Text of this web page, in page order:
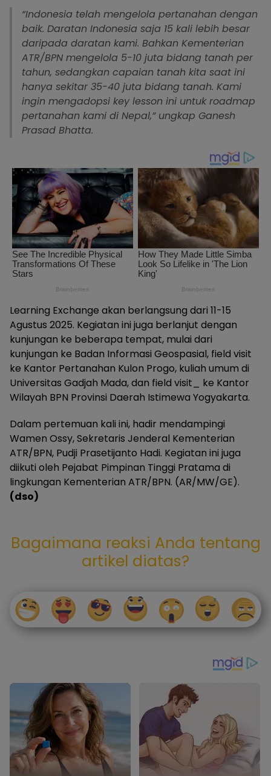
“Indonesia telah mengelola pertanahan dengan
baik. Daratan Indonesia saja 15 kali lebih besar
daripada daratan kami. Bahkan Kementerian
ATR/BPN mengelola 5-10 juta bidang tanah per
tahun, sedangkan capaian tanah kita saat ini
hanya sekitar 35-40 juta bidang tanah. Kami
ingin mengadopsi key lesson ini untuk roadmap
pertanahan kami di Nepal,” ungkap Ganesh
Prasad Bhatta.
Learning Exchange akan berlangsung dari 11-15
Agustus 2025. Kegiatan ini juga berlanjut dengan
kunjungan ke beberapa tempat, mulai dari
kunjungan ke Badan Informasi Geospasial, field visit
ke Kantor Pertanahan Kulon Progo, kuliah umum di
Universitas Gadjah Mada, dan field visit_ ke Kantor
Wilayah BPN Provinsi Daerah Istimewa Yogyakarta.
Dalam pertemuan kali ini, hadir mendampingi
Wamen Ossy, Sekretaris Jenderal Kementerian
ATR/BPN, Pudji Prasetijanto Hadi. Kegiatan ini juga
diikuti oleh Pejabat Pimpinan Tinggi Pratama di
lingkungan Kementerian ATR/BPN. (AR/MW/GE).
(dso)
Bagaimana reaksi Anda tentang
artikel diatas?